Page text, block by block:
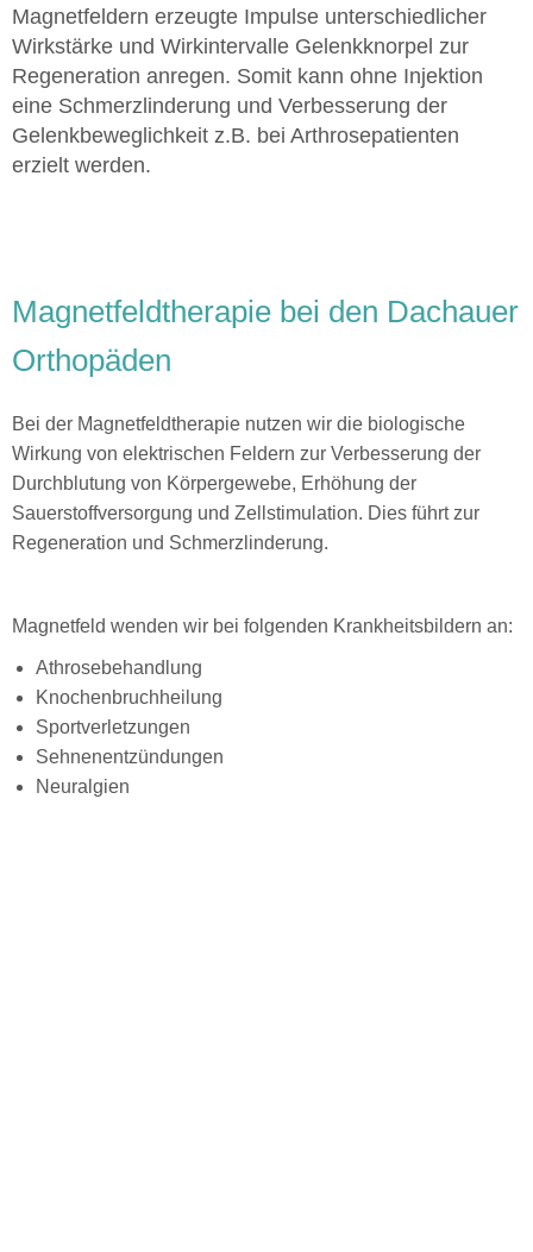
Magnetfeldern erzeugte Impulse unterschiedlicher
Wirkstärke und Wirkintervalle Gelenkknorpel zur
Regeneration anregen. Somit kann ohne Injektion
eine Schmerzlinderung und Verbesserung der
Gelenkbeweglichkeit z.B. bei Arthrosepatienten
erzielt werden.
Magnetfeldtherapie bei den Dachauer
Orthopäden
Bei der Magnetfeldtherapie nutzen wir die biologische
Wirkung von elektrischen Feldern zur Verbesserung der
Durchblutung von Körpergewebe, Erhöhung der
Sauerstoffversorgung und Zellstimulation. Dies führt zur
Regeneration und Schmerzlinderung.
Magnetfeld wenden wir bei folgenden Krankheitsbildern an:
Athrosebehandlung
Knochenbruchheilung
Sportverletzungen
Sehnenentzündungen
Neuralgien